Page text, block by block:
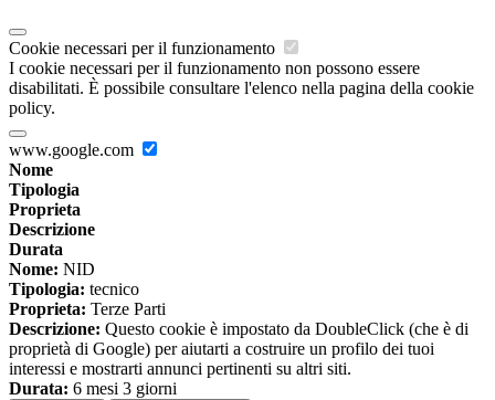
Cookie necessari per il funzionamento
I cookie necessari per il funzionamento non possono essere
disabilitati. È possibile consultare l'elenco nella pagina della cookie
policy.
www.google.com
Nome
Tipologia
Proprieta
Descrizione
Durata
Nome: NID
Tipologia: tecnico
Proprieta: Terze Parti
Descrizione: Questo cookie è impostato da DoubleClick (che è di
proprietà di Google) per aiutarti a costruire un profilo dei tuoi
interessi e mostrarti annunci pertinenti su altri siti.
Durata: 6 mesi 3 giorni